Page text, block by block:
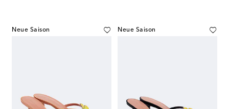
Neue Saison Neue Saison